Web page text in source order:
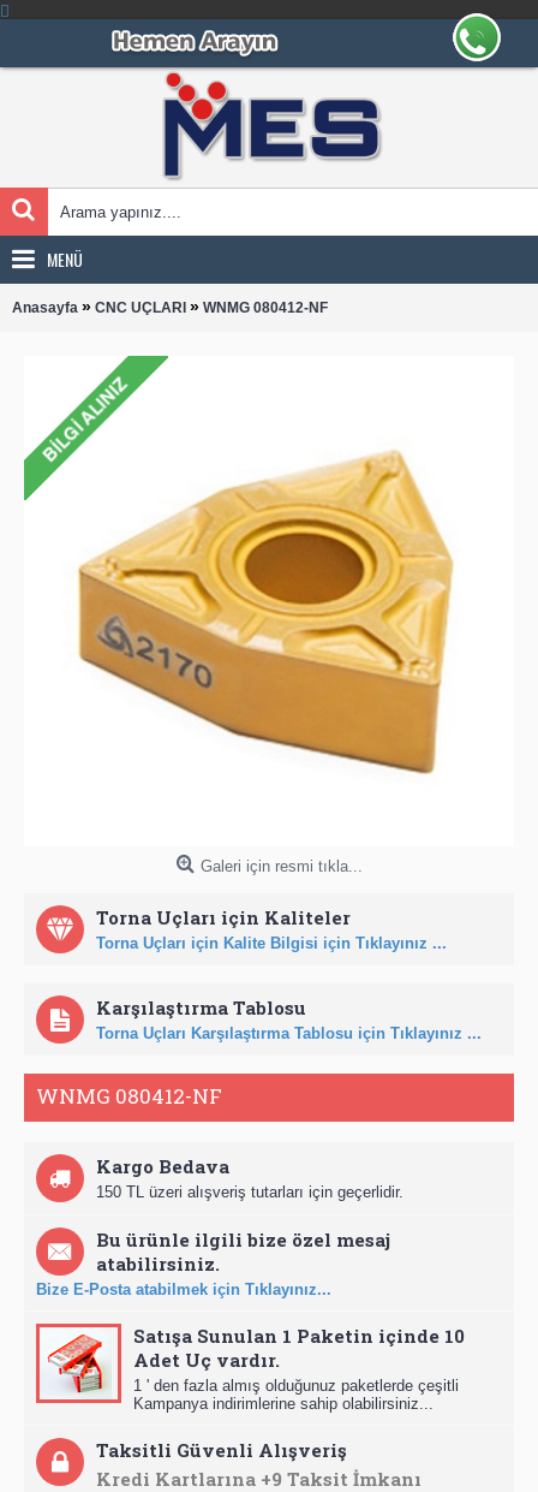
MENÜ
Anasayfa » CNC UÇLARI » WNMG 080412-NF
Galeri için resmi tıkla...
Torna Uçları için Kaliteler
Torna Uçları için Kalite Bilgisi için Tıklayınız ...
Karşılaştırma Tablosu
Torna Uçları Karşılaştırma Tablosu için Tıklayınız ...
WNMG 080412-NF
Kargo Bedava
150 TL üzeri alışveriş tutarları için geçerlidir.
Bu ürünle ilgili bize özel mesaj
atabilirsiniz.
Bize E-Posta atabilmek için Tıklayınız...
Satışa Sunulan 1 Paketin içinde 10
Adet Uç vardır.
1 ' den fazla almış olduğunuz paketlerde çeşitli
Kampanya indirimlerine sahip olabilirsiniz...
Taksitli Güvenli Alışveriş
Kredi Kartlarına +9 Taksit İmkanı